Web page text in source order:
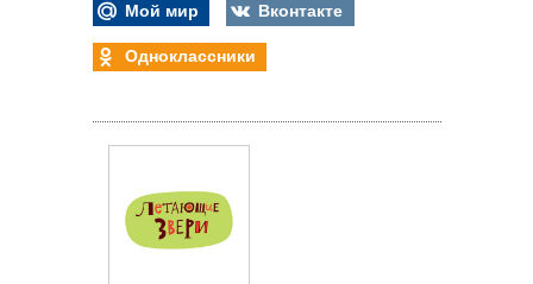
Мой мир
Вконтакте
Одноклассники